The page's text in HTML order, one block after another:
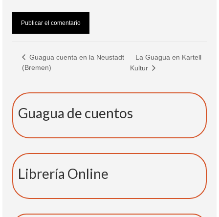
Guagua cuenta en la Neustadt
(Bremen)
La Guagua en Kartell
Kultur
Guagua de cuentos
Librería Online